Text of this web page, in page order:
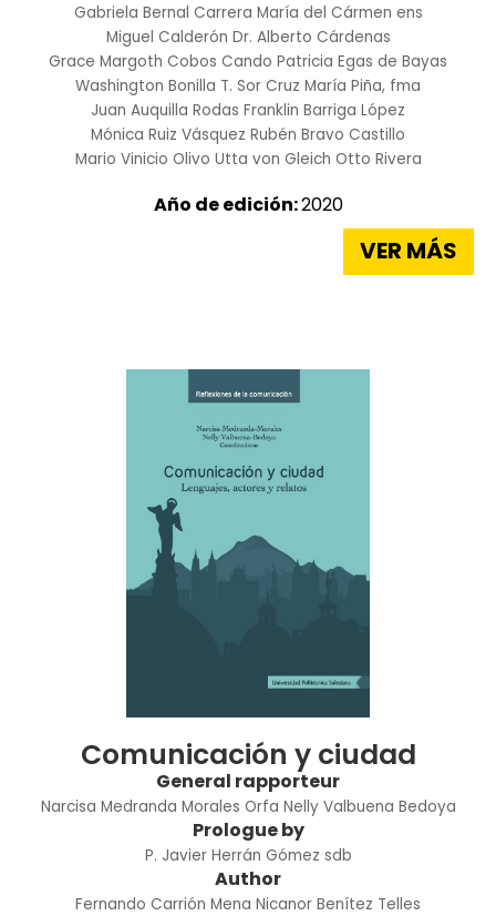
Gabriela Bernal Carrera María del Cármen ens
Miguel Calderón Dr. Alberto Cárdenas
Grace Margoth Cobos Cando Patricia Egas de Bayas
Washington Bonilla T. Sor Cruz María Piña, fma
Juan Auquilla Rodas Franklin Barriga López
Mónica Ruiz Vásquez Rubén Bravo Castillo
Mario Vinicio Olivo Utta von Gleich Otto Rivera
Año de edición:2020
VER MÁS
Comunicación y ciudad
General rapporteur
Narcisa Medranda Morales Orfa Nelly Valbuena Bedoya
Prologue by
P. Javier Herrán Gómez sdb
Author
Fernando Carrión Mena Nicanor Benítez Telles